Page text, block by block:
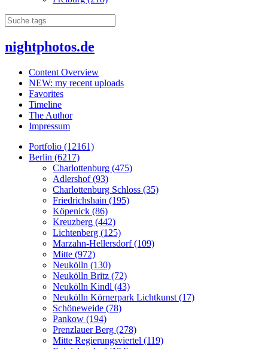
nightphotos.de
Content Overview
NEW: my recent uploads
Favorites
Timeline
The Author
Impressum
Portfolio (12161)
Berlin (6217)
Charlottenburg (475)
Adlershof (93)
Charlottenburg Schloss (35)
Friedrichshain (195)
Köpenick (86)
Kreuzberg (442)
Lichtenberg (125)
Marzahn-Hellersdorf (109)
Mitte (972)
Neukölln (130)
Neukölln Britz (72)
Neukölln Kindl (43)
Neukölln Körnerpark Lichtkunst (17)
Schöneweide (78)
Pankow (194)
Prenzlauer Berg (278)
Mitte Regierungsviertel (119)